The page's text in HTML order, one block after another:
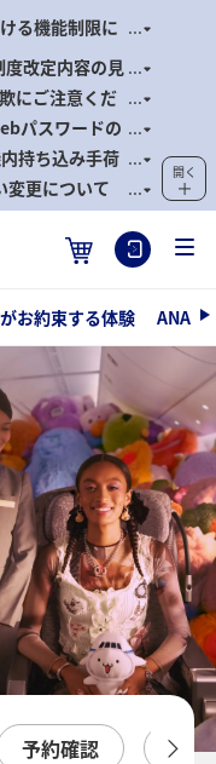
る機能制限に
度改定内容の見
にご注意くだ
パスワードの
持ち込み手荷
年7月1日搭乗
変更について
開く
お約束する体験 ANAマ
予約確認 チェ